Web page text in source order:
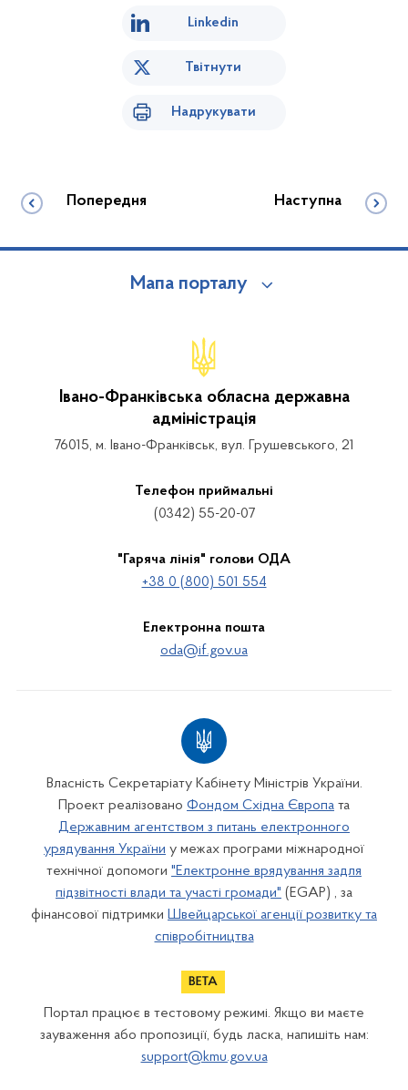
Linkedin
Твітнути
Надрукувати
Попередня Наступна
Мапа порталу
Івано-Франківська обласна державна
адміністрація
76015, м. Івано-Франківськ, вул. Грушевського, 21
Телефон приймальні
(0342) 55-20-07
"Гаряча лінія" голови ОДА
+38 0 (800) 501 554
Електронна пошта
oda@if.gov.ua
Власність Секретаріату Кабінету Міністрів України.
Проект реалізовано Фондом Східна Європа та
Державним агентством з питань електронного
урядування України у межах програми міжнародної
технічної допомоги "Електронне врядування задля
підзвітності влади та участі громади" (EGAP) , за
фінансової підтримки Швейцарської агенції розвитку та
співробітництва
Портал працює в тестовому режимі. Якщо ви маєте
зауваження або пропозиції, будь ласка, напишіть нам:
support@kmu.gov.ua